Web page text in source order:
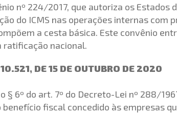
nº 224/2017, que autoriza os Estados
do ICMS nas operações internas com
a cesta básica. Este convênio
ratificação nacional.
10.521, DE 15 DE OUTUBRO DE 2020
§ 6º do art. 7º do Decreto-Lei nº 288/
fiscal concedido às empresas